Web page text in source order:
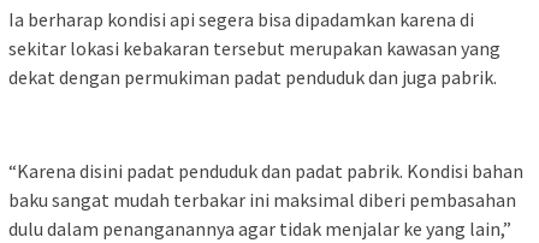
Ia berharap kondisi api segera bisa dipadamkan karena di
sekitar lokasi kebakaran tersebut merupakan kawasan yang
dekat dengan permukiman padat penduduk dan juga pabrik.
“Karena disini padat penduduk dan padat pabrik. Kondisi bahan
baku sangat mudah terbakar ini maksimal diberi pembasahan
dulu dalam penanganannya agar tidak menjalar ke yang lain,”